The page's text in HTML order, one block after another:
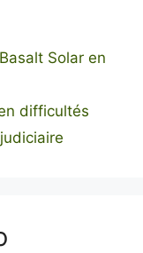
Solar en
difficultés